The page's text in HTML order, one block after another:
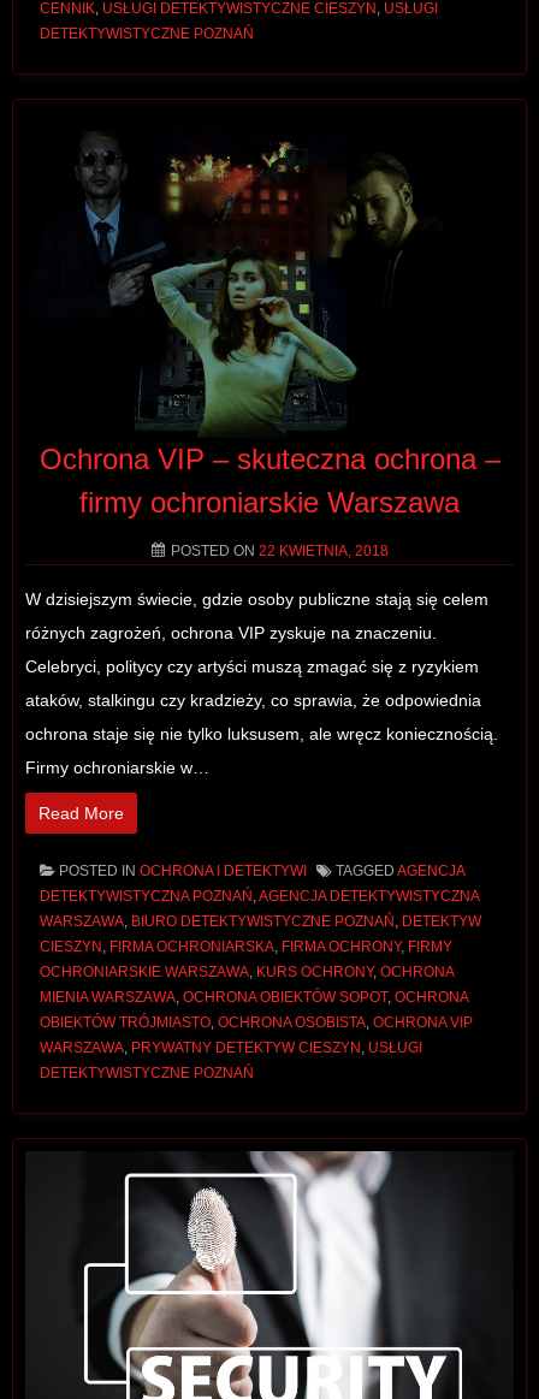
CENNIK, USŁUGI DETEKTYWISTYCZNE CIESZYN , USŁUGI
DETEKTYWISTYCZNE POZNAŃ
Ochrona VIP – skuteczna ochrona –
firmy ochroniarskie Warszawa
POSTED ON 22 KWIETNIA, 2018
W dzisiejszym świecie, gdzie osoby publiczne stają się celem
różnych zagrożeń, ochrona VIP zyskuje na znaczeniu.
Celebryci, politycy czy artyści muszą zmagać się z ryzykiem
ataków, stalkingu czy kradzieży, co sprawia, że odpowiednia
ochrona staje się nie tylko luksusem, ale wręcz koniecznością.
Firmy ochroniarskie w…
Read More
POSTED IN OCHRONA I DETEKTYWI TAGGED AGENCJA
DETEKTYWISTYCZNA POZNAŃ AGENCJA DETEKTYWISTYCZNA
WARSZAWA BIURO DETEKTYWISTYCZNE POZNAŃ DETEKTYW
CIESZYN FIRMA OCHRONIARSKA FIRMA OCHRONY, FIRMY
OCHRONIARSKIE WARSZAWA KURS OCHRONY, OCHRONA
MIENIA WARSZAWA OCHRONA OBIEKTÓW SOPOT, OCHRONA
OBIEKTÓW TRÓJMIASTO OCHRONA OSOBISTA OCHRONA VIP
WARSZAWA PRYWATNY DETEKTYW CIESZYN USŁUGI
DETEKTYWISTYCZNE POZNAŃ